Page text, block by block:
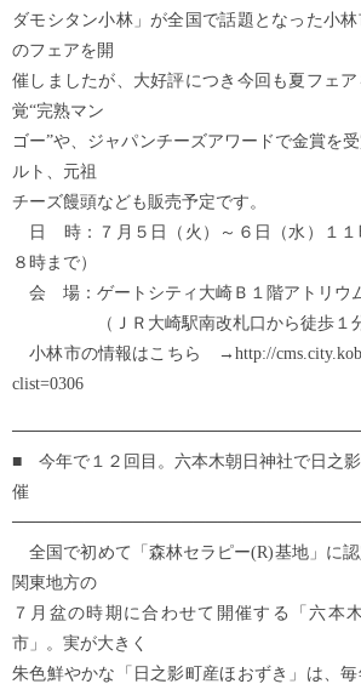
ダモシタン小林」が全国で話題となった小
のフェアを開
催しましたが、大好評につき今回も夏フェ
覚“完熟マン
ゴー”や、ジャパンチーズアワードで金賞を
ルト、元祖
チーズ饅頭なども販売予定です。
日 時：７月５日（火）～６日（水）１１
８時まで）
会 場：ゲートシティ大崎Ｂ１階アトリウ
（ＪＲ大崎駅南改札口から徒歩１分
小林市の情報はこちら →http://
clist=0306
■ 今年で１２回目。六本木朝日神社で日之
催
全国で初めて「森林セラピー(R)基地」に認
関東地方の
７月盆の時期に合わせて開催する「六本
市」。実が大きく
朱色鮮やかな「日之影町産ほおずき」は、